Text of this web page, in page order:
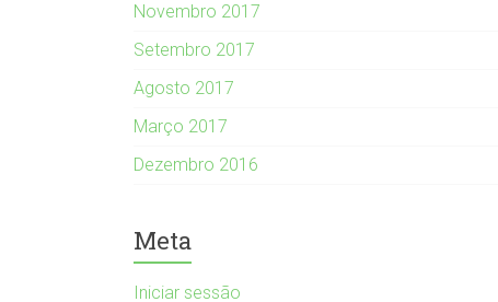
Novembro 2017
Setembro 2017
Agosto 2017
Março 2017
Dezembro 2016
Meta
Iniciar sessão